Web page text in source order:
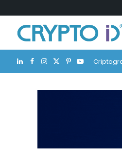
LinkedIn
Facebook
Instagram
X
(Twitter)
Pinterest
YouTube